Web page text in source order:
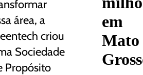
área, a
criou
Sociedade
Propósito
em
Mato